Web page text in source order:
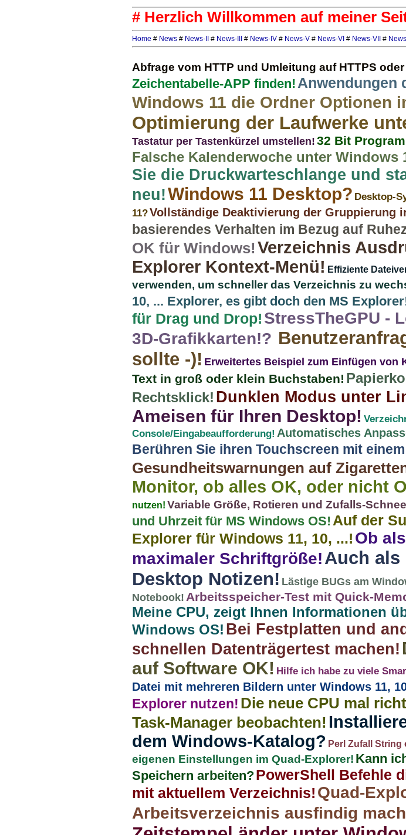
# Herzlich Willkommen auf meiner
Home # News # News-II # News-III # News-IV # News-V # News-VI # News-VII #
Abfrage vom HTTP und Umleitung auf HTTPS
Zeichentabelle-APP finden! Anwendungen
Windows 11 die Ordner Optionen
Optimierung der Laufwerke
Tastatur per Tastenkürzel umstellen! 32 Bit
Falsche Kalenderwoche unter Windows
Sie die Druckwarteschlange und
neu!Windows 11 Desktop? Desktop-
11?Vollständige Deaktivierung der Gruppierung
basierendes Verhalten im Bezug auf
OK für Windows!Verzeichnis
Explorer Kontext-Menü! Effiziente
verwenden, um schneller das Verzeichnis zu
10, ... Explorer, es gibt doch den MS
für Drag und Drop! StressTheGPU -
3D-Grafikkarten!?
sollte -)! Erweitertes Beispiel zum Einfügen von
Text in groß oder klein Buchstaben!
Rechtsklick! Dunklen Modus unter
Ameisen für Ihren Desktop!
Console/Eingabeaufforderung! Automatisches
Berühren Sie ihren Touchscreen mit
Gesundheitswarnungen auf
Monitor, ob alles OK, oder nicht
nutzen! Variable Größe, Rotieren und Zufalls-
und Uhrzeit für MS Windows OS! Auf der
Explorer für Windows 11, 10, ...! Ob
maximaler Schriftgröße!Auch als
Desktop Notizen! Lästige BUGs am
Notebook! Arbeitsspeicher-Test mit Quick-
Meine CPU, zeigt Ihnen Informationen
Windows OS! Bei Festplatten und
schnellen Datenträgertest machen!
auf Software OK! Hilfe ich habe zu viele
Datei mit mehreren Bildern unter Windows 11,
Explorer nutzen! Die neue CPU mal
Task-Manager beobachten!
dem Windows-Katalog? Perl Zufall String
eigenen Einstellungen im Quad-Explorer! Kann
Speichern arbeiten?PowerShell Befehle
mit aktuellem Verzeichnis! Quad-
Arbeitsverzeichnis ausfindig